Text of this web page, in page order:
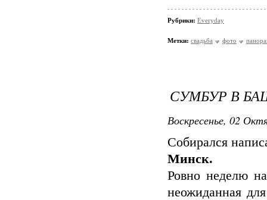
Рубрики: Everyday
Метки: свадьба фото
СУМБУР В
Воскресенье, 02
Собирался
Минск.
Ровно неделю
неожиданная